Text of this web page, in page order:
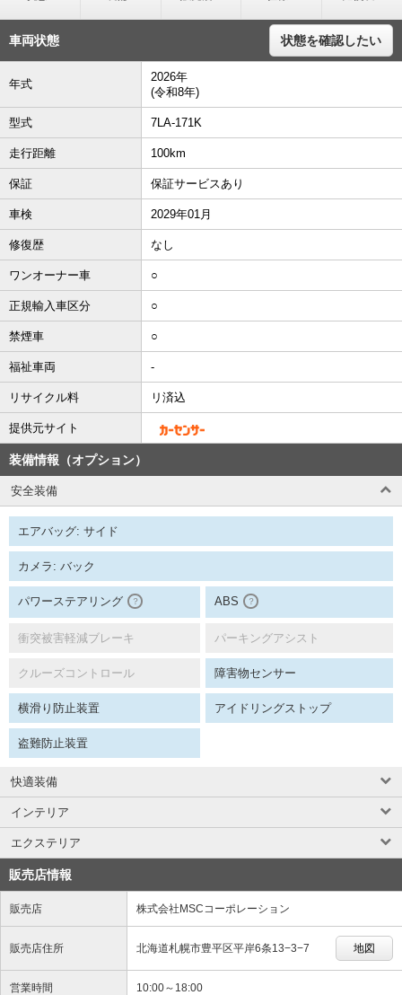
車両状態 状態を確認したい
年式
2026年
(令和8年)
型式 7LA-171K
走行距離 100km
保証 保証サービスあり
車検 2029年01月
修復歴 なし
ワンオーナー車 ○
正規輸入車区分 ○
禁煙車 ○
福祉車両 -
リサイクル料 リ済込
提供元サイト
装備情報（オプション）
安全装備
エアバッグ: サイド
カメラ: バック
パワーステアリング ？ ABS ？
衝突被害軽減ブレーキ パーキングアシスト
クルーズコントロール 障害物センサー
横滑り防止装置 アイドリングストップ
盗難防止装置
快適装備
インテリア
エクステリア
販売店情報
販売店 株式会社MSCコーポレーション
販売店住所 北海道札幌市豊平区平岸6条13−3−7 地図
営業時間 10:00～18:00